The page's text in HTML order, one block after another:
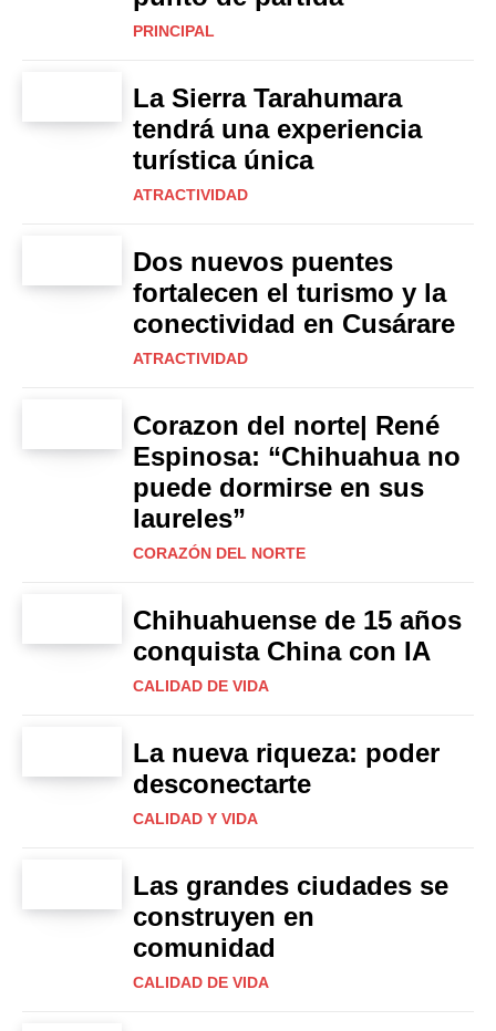
PRINCIPAL
La Sierra Tarahumara
tendrá una experiencia
turística única
ATRACTIVIDAD
Dos nuevos puentes
fortalecen el turismo y la
conectividad en Cusárare
ATRACTIVIDAD
Corazon del norte| René
Espinosa: “Chihuahua no
puede dormirse en sus
laureles”
CORAZÓN DEL NORTE
Chihuahuense de 15 años
conquista China con IA
CALIDAD DE VIDA
La nueva riqueza: poder
desconectarte
CALIDAD Y VIDA
Las grandes ciudades se
construyen en
comunidad
CALIDAD DE VIDA